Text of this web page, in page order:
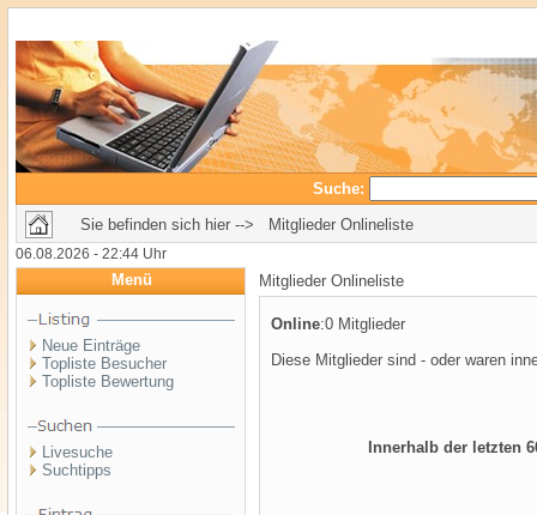
Suche:
Sie befinden sich hier --> Mitglieder Onlineliste
06.08.2026 - 22:44 Uhr
Menü
Neue Einträge
Topliste Besucher
Topliste Bewertung
Livesuche
Suchtipps
Mitglieder Onlineliste
Online:0 Mitglieder
Diese Mitglieder sind - oder waren
Innerhalb der letzten